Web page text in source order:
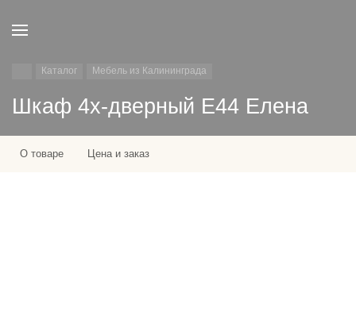
Каталог Мебель из Калининграда
Шкаф 4х-дверный E44 Елена
О товаре Цена и заказ